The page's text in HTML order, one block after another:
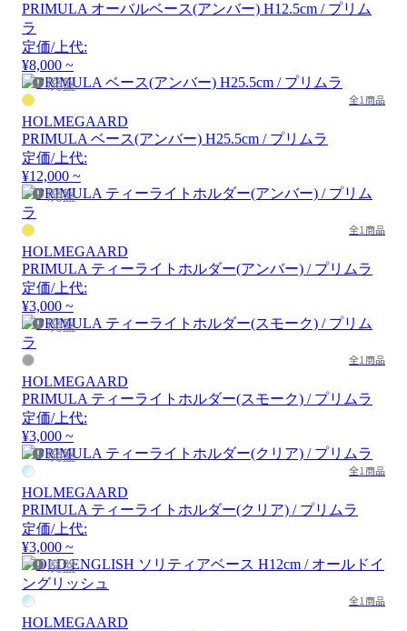
PRIMULA オーバルベース(アンバー) H12.5cm / プリム
ラ
定価/上代:
¥8,000 ~
廃盤
全1商品
HOLMEGAARD
PRIMULA ベース(アンバー) H25.5cm / プリムラ
定価/上代:
¥12,000 ~
廃盤
全1商品
HOLMEGAARD
PRIMULA ティーライトホルダー(アンバー) / プリムラ
定価/上代:
¥3,000 ~
廃盤
全1商品
HOLMEGAARD
PRIMULA ティーライトホルダー(スモーク) / プリムラ
定価/上代:
¥3,000 ~
廃盤
全1商品
HOLMEGAARD
PRIMULA ティーライトホルダー(クリア) / プリムラ
定価/上代:
¥3,000 ~
廃盤
全1商品
HOLMEGAARD